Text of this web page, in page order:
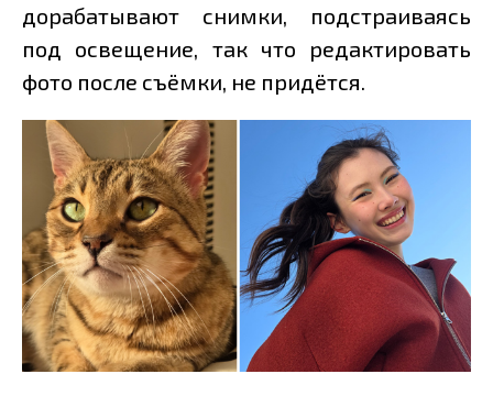
дорабатывают снимки, подстраиваясь
под освещение, так что редактировать
фото после съёмки, не придётся.